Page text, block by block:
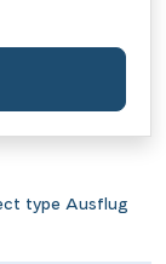
type Ausflug